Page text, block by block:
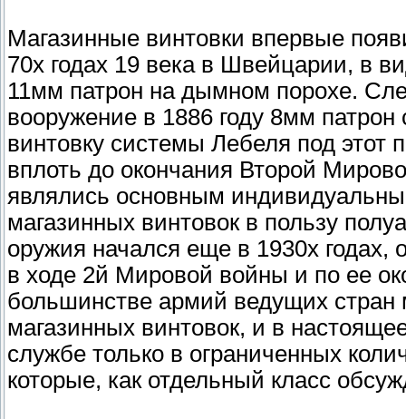
Магазинные винтовки впервые
70х годах 19 века в Швейцарии, в
11мм патрон на дымном порохе.
вооружение в 1886 году 8мм
винтовку системы Лебеля под этот
вплоть до окончания Второй
являлись основным
магазинных винтовок в пользу
оружия начался еще в 1930х годах,
в ходе 2й Мировой войны и по ее
большинстве армий ведущих
магазинных винтовок, и в
службе только в ограниченных
которые, как отдельный класс